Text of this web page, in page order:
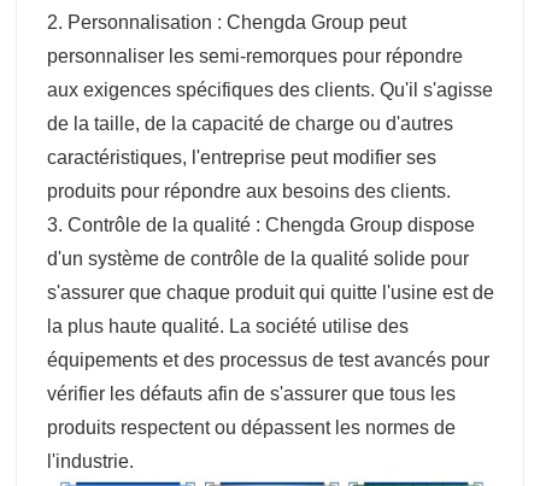
2. Personnalisation : Chengda Group peut
personnaliser les semi-remorques pour répondre
aux exigences spécifiques des clients. Qu'il s'agisse
de la taille, de la capacité de charge ou d'autres
caractéristiques, l'entreprise peut modifier ses
produits pour répondre aux besoins des clients.
3. Contrôle de la qualité : Chengda Group dispose
d'un système de contrôle de la qualité solide pour
s'assurer que chaque produit qui quitte l'usine est de
la plus haute qualité. La société utilise des
équipements et des processus de test avancés pour
vérifier les défauts afin de s'assurer que tous les
produits respectent ou dépassent les normes de
l'industrie.